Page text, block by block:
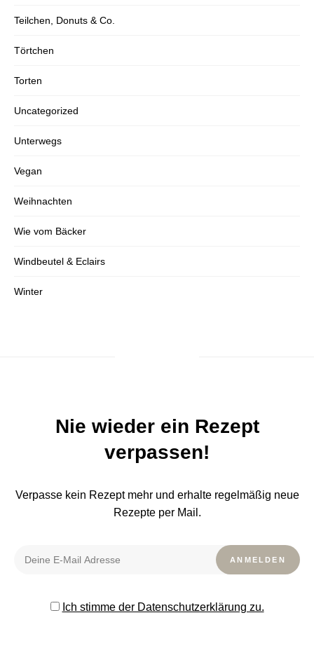
Teilchen, Donuts & Co.
Törtchen
Torten
Uncategorized
Unterwegs
Vegan
Weihnachten
Wie vom Bäcker
Windbeutel & Eclairs
Winter
Nie wieder ein Rezept
verpassen!
Verpasse kein Rezept mehr und erhalte regelmäßig neue
Rezepte per Mail.
Ich stimme der Datenschutzerklärung zu.